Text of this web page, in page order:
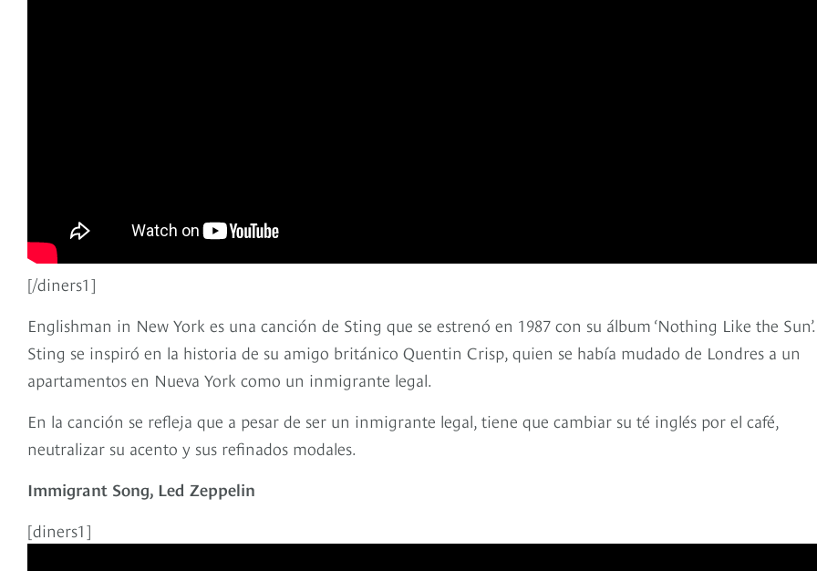
[/diners1]
Englishman in New York es una canción de Sting que se estrenó en 1987 con su álbum ‘Nothing Like the Sun’.
Sting se inspiró en la historia de su amigo británico Quentin Crisp, quien se había mudado de Londres a un
apartamentos en Nueva York como un inmigrante legal.
En la canción se refleja que a pesar de ser un inmigrante legal, tiene que cambiar su té inglés por el café,
neutralizar su acento y sus refinados modales.
Immigrant Song, Led Zeppelin
[diners1]